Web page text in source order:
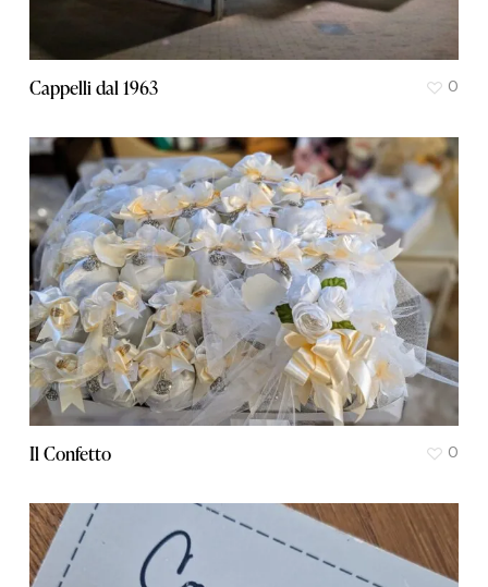
Cappelli dal 1963 0
Il Confetto 0